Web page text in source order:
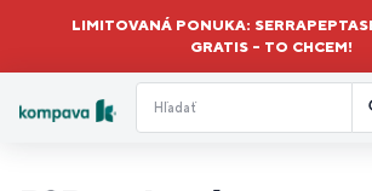
LIMITOVANÁ PONUKA:
GRATIS – TO CHCEM!